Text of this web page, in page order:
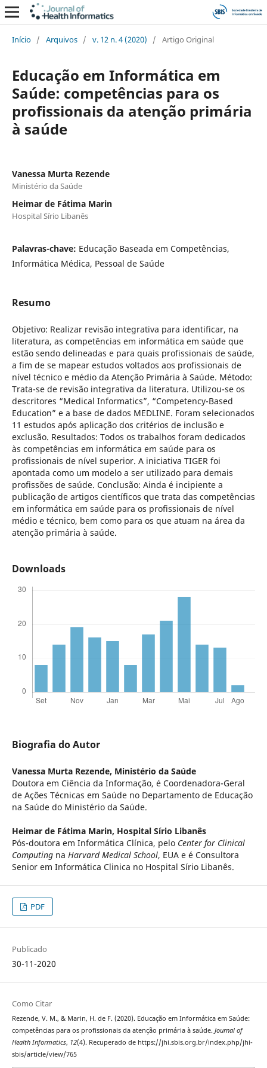
Início / Arquivos / v. 12 n. 4 (2020) / Artigo Original
Educação em Informática em
Saúde: competências para os
profissionais da atenção primária
à saúde
Vanessa Murta Rezende
Ministério da Saúde
Heimar de Fátima Marin
Hospital Sírio Libanês
Palavras-chave: Educação Baseada em Competências,
Informática Médica, Pessoal de Saúde
Resumo
Objetivo: Realizar revisão integrativa para identificar, na
literatura, as competências em informática em saúde que
estão sendo delineadas e para quais profissionais de saúde,
a fim de se mapear estudos voltados aos profissionais de
nível técnico e médio da Atenção Primária à Saúde. Método:
Trata-se de revisão integrativa da literatura. Utilizou-se os
descritores “Medical Informatics”, “Competency-Based
Education” e a base de dados MEDLINE. Foram selecionados
11 estudos após aplicação dos critérios de inclusão e
exclusão. Resultados: Todos os trabalhos foram dedicados
às competências em informática em saúde para os
profissionais de nível superior. A iniciativa TIGER foi
apontada como um modelo a ser utilizado para demais
profissões de saúde. Conclusão: Ainda é incipiente a
publicação de artigos científicos que trata das competências
em informática em saúde para os profissionais de nível
médio e técnico, bem como para os que atuam na área da
atenção primária à saúde.
Downloads
Biografia do Autor
Vanessa Murta Rezende, Ministério da Saúde
Doutora em Ciência da Informação, é Coordenadora-Geral
de Ações Técnicas em Saúde no Departamento de Educação
na Saúde do Ministério da Saúde.
Heimar de Fátima Marin, Hospital Sírio Libanês
Pós-doutora em Informática Clínica, pelo Center for Clinical
Computingna Harvard Medical School, EUA e é Consultora
Senior em Informática Clinica no Hospital Sírio Libanês.
PDF
Publicado
30-11-2020
Como Citar
Rezende, V. M., & Marin, H. de F. (2020). Educação em Informática em Saúde:
competências para os profissionais da atenção primária à saúde. Journal of
Health Informatics, 12(4). Recuperado de https://jhi.sbis.org.br/index.php/jhi-
sbis/article/view/765